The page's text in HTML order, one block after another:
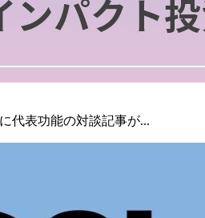
代表功能の対談記事が...